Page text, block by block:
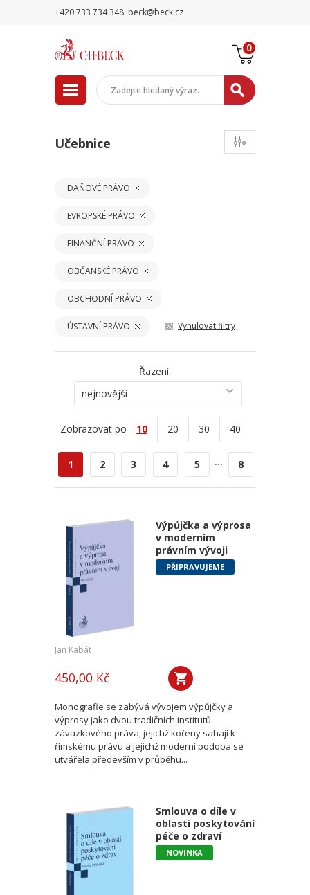
+420 733 734 348 beck@beck.cz
0
Učebnice
DAŇOVÉ PRÁVO
EVROPSKÉ PRÁVO
FINANČNÍ PRÁVO
OBČANSKÉ PRÁVO
OBCHODNÍ PRÁVO
ÚSTAVNÍ PRÁVO Vynulovat filtry
Řazení:
nejnovější
Zobrazovat po 10 20 30 40
1 2 3 4 5 ... 8
Výpůjčka a výprosa
v moderním
právním vývoji
PŘIPRAVUJEME
Jan Kabát
450,00 Kč
Monografie se zabývá vývojem výpůjčky a
výprosy jako dvou tradičních institutů
závazkového práva, jejichž kořeny sahají k
římskému právu a jejichž moderní podoba se
utvářela především v průběhu...
Smlouva o díle v
oblasti poskytování
péče o zdraví
NOVINKA